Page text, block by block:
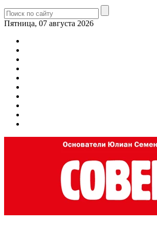
Пятница, 07 августа 2026